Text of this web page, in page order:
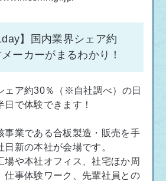
】国内業界シェア約
ーカーがまるわかり！
ェア約30％（※自社調べ）の日
日で体験できます！
事業である合板製造・販売を手
日新の本社が会場です。
場や本社オフィス、社宅ほか周
仕事体験ワーク、先輩社員との